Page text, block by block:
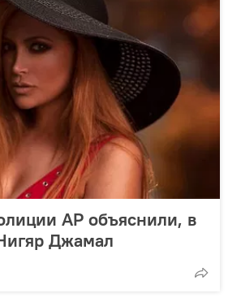
АР объяснили, в
Джамал